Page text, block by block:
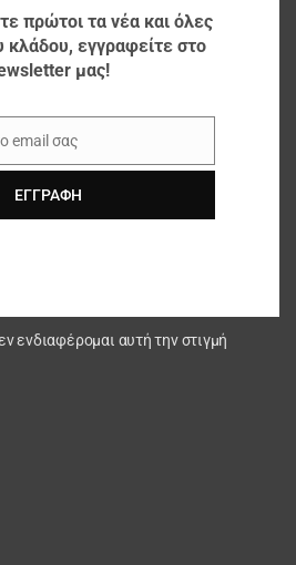
πρώτοι τα νέα και όλες
κλάδου, εγγραφείτε στο
μας!
email σας
ΕΓΓΡΑΦΉ
ενδιαφέρομαι αυτή την στιγμή